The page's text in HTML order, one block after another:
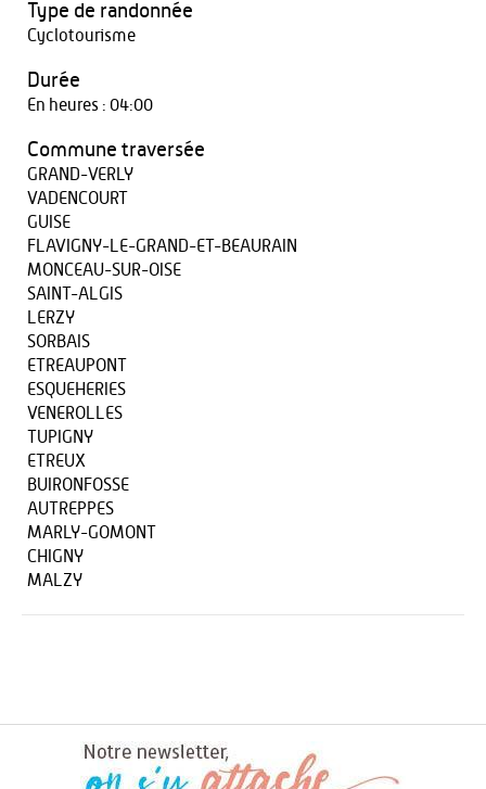
Type de randonnée
Cyclotourisme
Durée
En heures : 04:00
Commune traversée
GRAND-VERLY
VADENCOURT
GUISE
FLAVIGNY-LE-GRAND-ET-BEAURAIN
MONCEAU-SUR-OISE
SAINT-ALGIS
LERZY
SORBAIS
ETREAUPONT
ESQUEHERIES
VENEROLLES
TUPIGNY
ETREUX
BUIRONFOSSE
AUTREPPES
MARLY-GOMONT
CHIGNY
MALZY